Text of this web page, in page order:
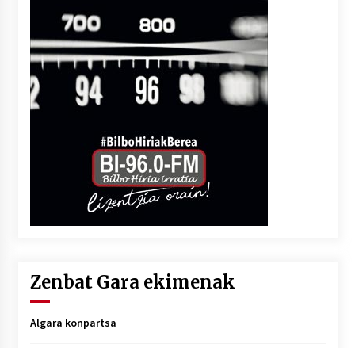
Zenbat Gara ekimenak
Algara konpartsa